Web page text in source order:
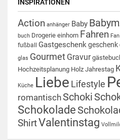
INSPIRATIONEN
Action anhänger Baby
buch Drogerie einhorn Fahren Fan
fußball Gastgeschenkgeschenk
glas Gourmet Gravur
Hochzeitsplanung Holz Jahrestag
Küche Liebe Lifestyle
romantisch Schoki
Schokolade
ShirtValentinstag